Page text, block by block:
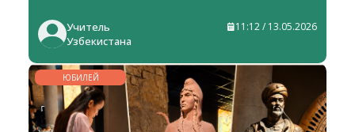
Учитель
Узбекистана
11:12 / 13.05.2026
ЮБИЛЕЙ